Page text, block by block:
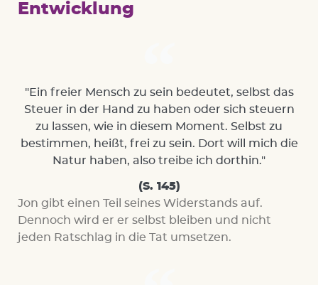
Entwicklung
"Ein freier Mensch zu sein bedeutet, selbst das
Steuer in der Hand zu haben oder sich steuern
zu lassen, wie in diesem Moment. Selbst zu
bestimmen, heißt, frei zu sein. Dort will mich die
Natur haben, also treibe ich dorthin."
(S. 145)
Jon gibt einen Teil seines Widerstands auf.
Dennoch wird er er selbst bleiben und nicht
jeden Ratschlag in die Tat umsetzen.